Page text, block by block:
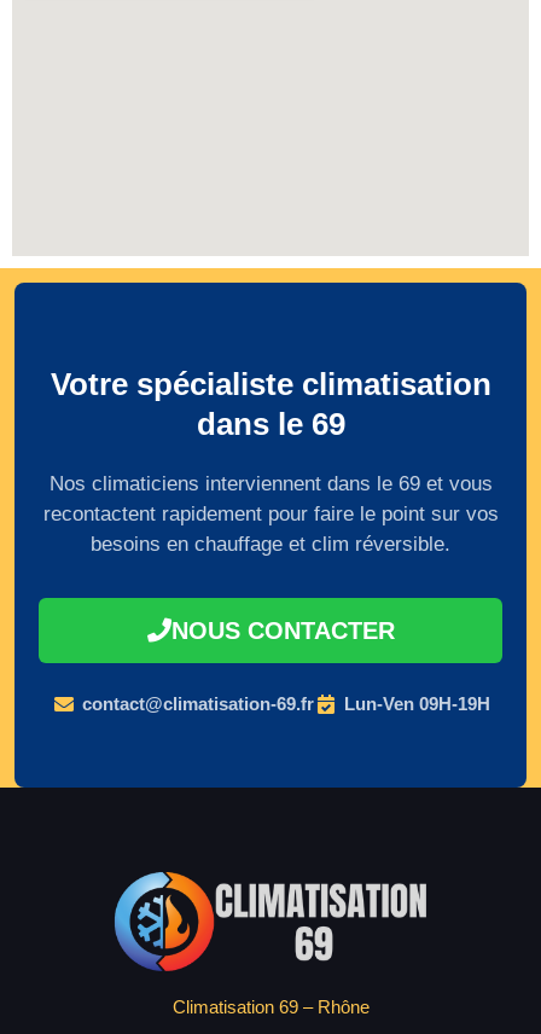
Votre spécialiste climatisation
dans le 69
Nos climaticiens interviennent dans le 69 et vous
recontactent rapidement pour faire le point sur vos
besoins en chauffage et clim réversible.
NOUS CONTACTER
contact@climatisation-69.fr Lun-Ven 09H-19H
Climatisation 69 – Rhône